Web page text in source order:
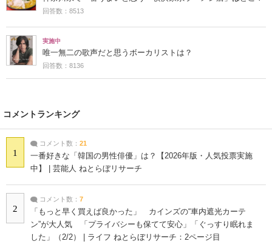
回答数：8513
実施中
唯一無二の歌声だと思うボーカリストは？
回答数：8136
コメントランキング
1
コメント数： 21
一番好きな「韓国の男性俳優」は？【2026年版・人気投票実施
中】 | 芸能人 ねとらぼリサーチ
2
コメント数： 7
「もっと早く買えば良かった」 カインズの“車内遮光カーテ
ン”が大人気 「プライバシーも保てて安心」「ぐっすり眠れま
した」（2/2） | ライフ ねとらぼリサーチ：2ページ目